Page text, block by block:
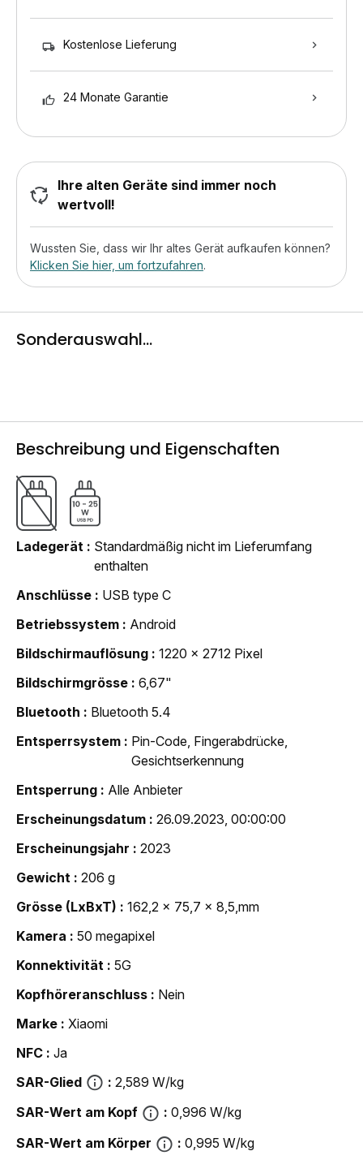
Kostenlose Lieferung
24 Monate Garantie
Ihre alten Geräte sind immer noch
wertvoll!
Wussten Sie, dass wir Ihr altes Gerät aufkaufen können?
Klicken Sie hier, um fortzufahren.
Sonderauswahl...
Beschreibung und Eigenschaften
Ladegerät
Standardmäßig nicht im Lieferumfang
enthalten
Anschlüsse
USB type C
Betriebssystem
Android
Bildschirmauflösung
1220 x 2712 Pixel
Bildschirmgrösse
6,67"
Bluetooth
Bluetooth 5.4
Entsperrsystem
Pin-Code, Fingerabdrücke,
Gesichtserkennung
Entsperrung
Alle Anbieter
Erscheinungsdatum
26.09.2023, 00:00:00
Erscheinungsjahr
2023
Gewicht
206 g
Grösse (LxBxT)
162,2 x 75,7 x 8,5,mm
Kamera
50 megapixel
Konnektivität
5G
Kopfhöreranschluss
Nein
Marke
Xiaomi
NFC
Ja
SAR-Glied
2,589 W/kg
SAR-Wert am Kopf
0,996 W/kg
SAR-Wert am Körper
0,995 W/kg